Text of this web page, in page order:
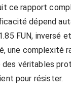
ce rapport
dépend
FUN, inversé
une complexité
des véritables
pour résister.